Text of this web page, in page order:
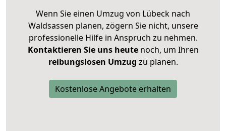
Wenn Sie einen Umzug von Lübeck nach
Waldsassen planen, zögern Sie nicht, unsere
professionelle Hilfe in Anspruch zu nehmen.
Kontaktieren Sie uns heutenoch, um Ihren
reibungslosen Umzug zu planen.
Kostenlose Angebote erhalten